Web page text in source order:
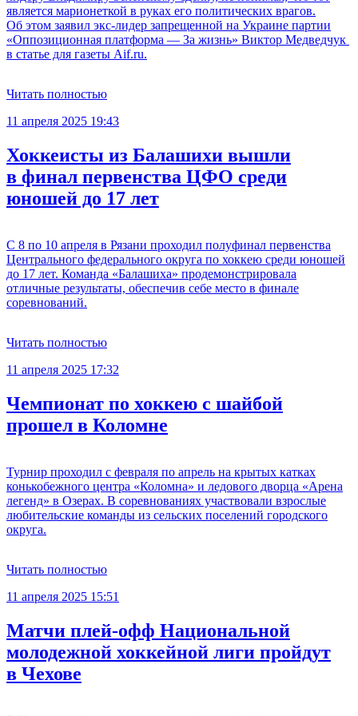
является марионеткой в руках его политических врагов.
Об этом заявил экс-лидер запрещенной на Украине партии
«Оппозиционная платформа — За жизнь» Виктор Медведчук
в статье для газеты Aif.ru.
Читать полностью
11 апреля 2025 19:43
Хоккеисты из Балашихи вышли
в финал первенства ЦФО среди
юношей до 17 лет
С 8 по 10 апреля в Рязани проходил полуфинал первенства
Центрального федерального округа по хоккею среди юношей
до 17 лет. Команда «Балашиха» продемонстрировала
отличные результаты, обеспечив себе место в финале
соревнований.
Читать полностью
11 апреля 2025 17:32
Чемпионат по хоккею с шайбой
прошел в Коломне
Турнир проходил с февраля по апрель на крытых катках
конькобежного центра «Коломна» и ледового дворца «Арена
легенд» в Озерах. В соревнованиях участвовали взрослые
любительские команды из сельских поселений городского
округа.
Читать полностью
11 апреля 2025 15:51
Матчи плей‑офф Национальной
молодежной хоккейной лиги пройдут
в Чехове